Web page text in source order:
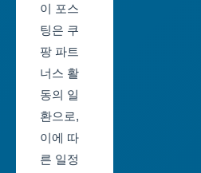
광
역
시
세
종
특
일
정
부
산
제
이 포스
팅은 쿠
팡 파트
너스 활
동의 일
환으로,
이에 따
른 일정